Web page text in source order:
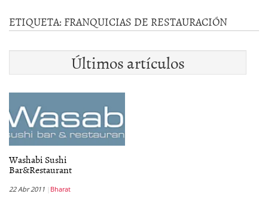
ETIQUETA: FRANQUICIAS DE RESTAURACIÓN
Últimos artículos
Washabi Sushi
Bar&Restaurant
22 Abr 2011 Bharat